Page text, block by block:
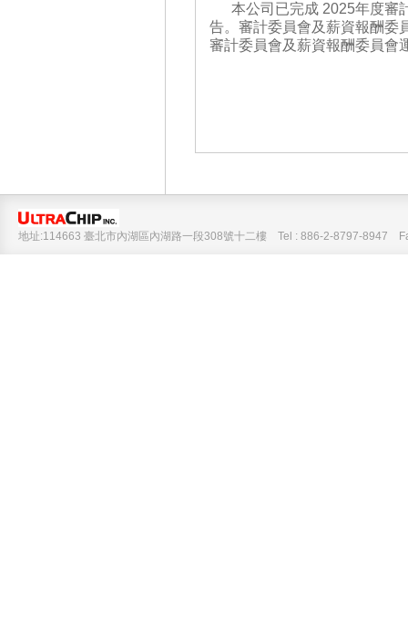
本公司已完成 2025年度審
告。審計委員會及薪資報酬委
審計委員會及薪資報酬委員會
地址:114663 臺北市內湖區內湖路一段308號十二樓 Tel : 886-2-8797-8947